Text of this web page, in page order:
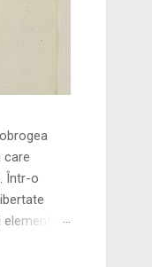
care
Într-o